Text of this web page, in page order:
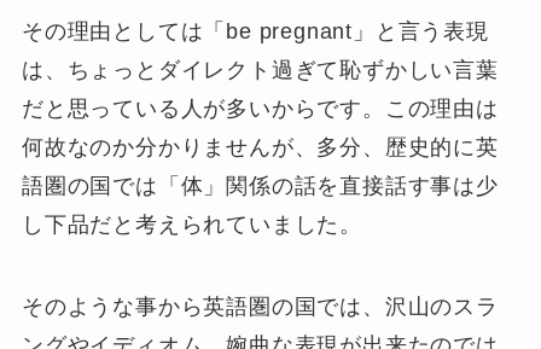
その理由としては「be pregnant」と言う表現
は、ちょっとダイレクト過ぎて恥ずかしい言葉
だと思っている人が多いからです。この理由は
何故なのか分かりませんが、多分、歴史的に英
語圏の国では「体」関係の話を直接話す事は少
し下品だと考えられていました。
そのような事から英語圏の国では、沢山のスラ